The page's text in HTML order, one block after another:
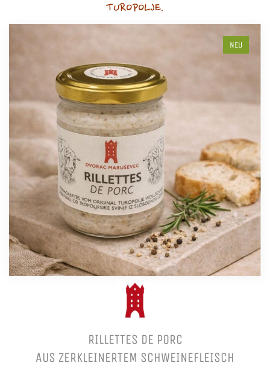
TUROPOLJE.
NEU
RILLETTES DE PORC
AUS ZERKLEINERTEM SCHWEINEFLEISCH